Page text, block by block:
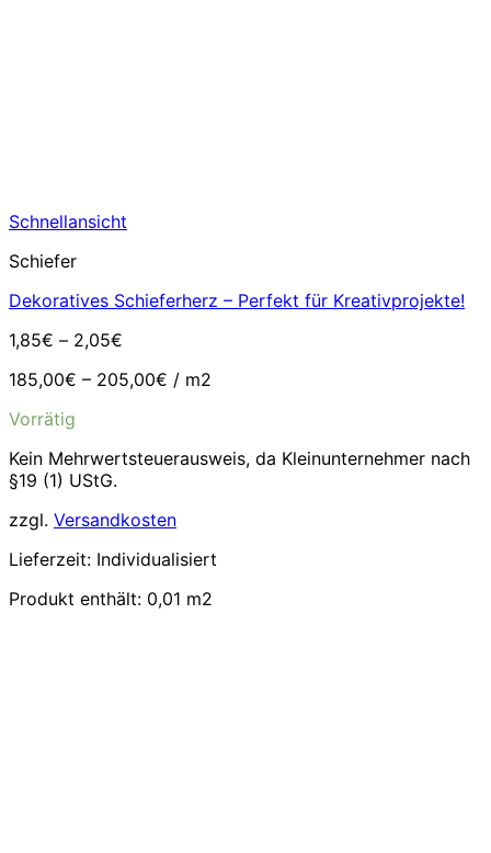
Schnellansicht
Schiefer
Dekoratives Schieferherz – Perfekt für Kreativprojekte!
1,85€ – 2,05€
185,00€ – 205,00€ / m2
Vorrätig
Kein Mehrwertsteuerausweis, da Kleinunternehmer nach
§19 (1) UStG.
zzgl. Versandkosten
Lieferzeit: Individualisiert
Produkt enthält: 0,01 m2